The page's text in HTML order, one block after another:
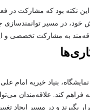
این نکته بود که مشارکت
خود، در مسیر
به مشارکت تخصصی و
بنیاد خیریه
کند. علاقه‌مندان
بگیرند و در مسیر ایجاد